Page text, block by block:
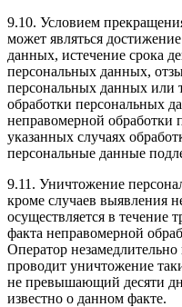
9.10. Условием
может являться
данных, истечение срока
персональных данных,
персональных данных или
обработки персональных
неправомерной обработки
указанных случаях
персональные данные
9.11. Уничтожение
кроме случаев выявления
осуществляется в течение
факта неправомерной
Оператор
проводит уничтожение
не превышающий десяти
известно о данном факте.